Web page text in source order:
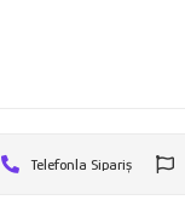
Telefonla Sipariş